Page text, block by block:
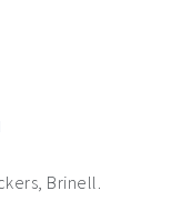
Brinell.